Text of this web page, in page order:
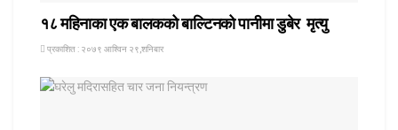
१८ महिनाका एक बालकको बाल्टिनको पानीमा डुबेर मृत्यु
प्रकाशित : २०७९ आश्विन २९,शनिबार